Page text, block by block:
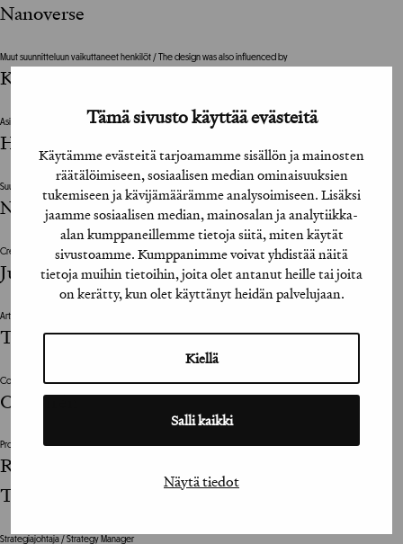
Tämä sivusto käyttää evästeitä
Käytämme evästeitä tarjoamamme sisällön ja mainosten
räätälöimiseen, sosiaalisen median ominaisuuksien
tukemiseen ja kävijämäärämme analysoimiseen. Lisäksi
jaamme sosiaalisen median, mainosalan ja analytiikka-
alan kumppaneillemme tietoja siitä, miten käytät
sivustoamme. Kumppanimme voivat yhdistää näitä
tietoja muihin tietoihin, joita olet antanut heille tai joita
on kerätty, kun olet käyttänyt heidän palvelujaan.
Kiellä
Salli kaikki
Näytä tiedot
Nanoverse
Muut suunnitteluun vaikuttaneet henkilöt / The design was also influenced by
Karo Broman / Silencio
Asiakkaan vastuuhenkilö / Clients Representative
Heidi Ryhänen, Stefan Andersson
Suunnittelutoimisto / Design Agency
N2 Marketing Oy
Creative Director
Jussi Nurmio
Art Director
Tuomas Tofferi
Copywriter
Olli Sirén
Projektinjohto / Project Management
Reeta Hietalahti (asiakkuusjohtaja), Mira
Träskelin (vastaava tuottaja)
Strategiajohtaja / Strategy Manager